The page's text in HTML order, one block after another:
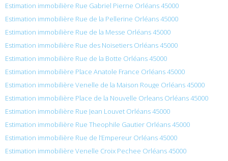
Estimation immobilière Rue Gabriel Pierne Orléans 45000
Estimation immobilière Rue de la Pellerine Orléans 45000
Estimation immobilière Rue de la Messe Orléans 45000
Estimation immobilière Rue des Noisetiers Orléans 45000
Estimation immobilière Rue de la Botte Orléans 45000
Estimation immobilière Place Anatole France Orléans 45000
Estimation immobilière Venelle de la Maison Rouge Orléans 45000
Estimation immobilière Place de la Nouvelle Orleans Orléans 45000
Estimation immobilière Rue Jean Louvet Orléans 45000
Estimation immobilière Rue Theophile Gautier Orléans 45000
Estimation immobilière Rue de l’Empereur Orléans 45000
Estimation immobilière Venelle Croix Pechee Orléans 45000